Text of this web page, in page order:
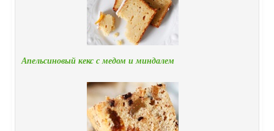
Апельсиновый кекс с медом и миндалем